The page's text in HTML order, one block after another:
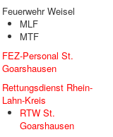
Feuerwehr Weisel
MLF
MTF
FEZ-Personal St.
Goarshausen
Rettungsdienst Rhein-
Lahn-Kreis
RTW St.
Goarshausen